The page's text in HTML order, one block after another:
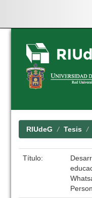
Skip
navigation
RIUdeG Tesis
Título: